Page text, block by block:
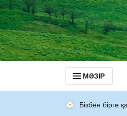
МӘЗІР
Бізбен бірге